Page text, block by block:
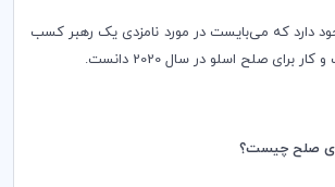
دارد که می‌بایست در مورد نامزدی یک رهبر کسب
برای صلح اسلو در سال 2020 دانست
.
صلح چیست؟